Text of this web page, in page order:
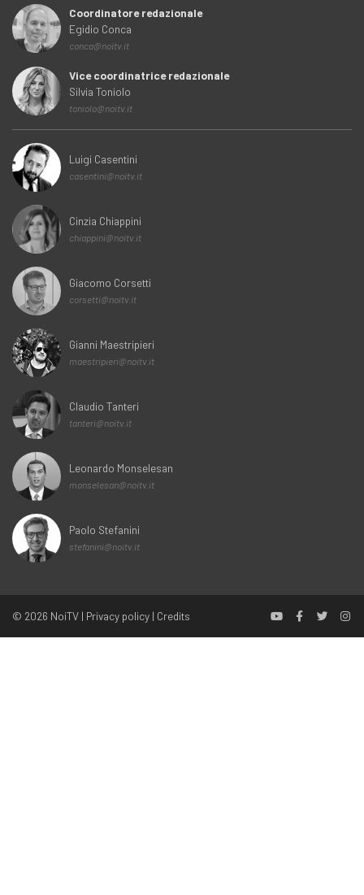
Coordinatore redazionale
Egidio Conca
conca@noitv.it
Vice coordinatrice redazionale
Silvia Toniolo
toniolo@noitv.it
Luigi Casentini
casentini@noitv.it
Cinzia Chiappini
chiappini@noitv.it
Giacomo Corsetti
corsetti@noitv.it
Gianni Maestripieri
maestripieri@noitv.it
Claudio Tanteri
tanteri@noitv.it
Leonardo Monselesan
monselesan@noitv.it
Paolo Stefanini
stefanini@noitv.it
© 2026 NoiTV | Privacy policy | Credits